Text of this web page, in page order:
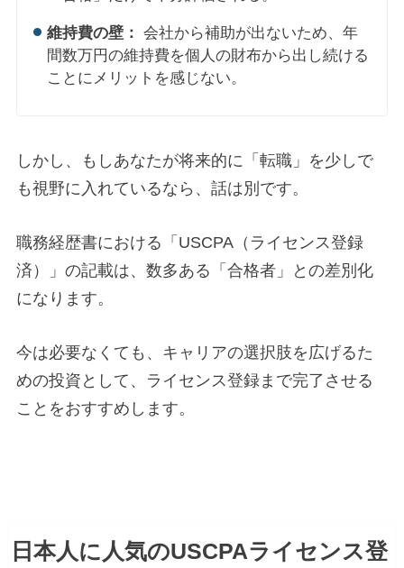
維持費の壁： 会社から補助が出ないため、年
間数万円の維持費を個人の財布から出し続ける
ことにメリットを感じない。
しかし、もしあなたが将来的に「転職」を少しで
も視野に入れているなら、話は別です。
職務経歴書における「USCPA（ライセンス登録
済）」の記載は、数多ある「合格者」との差別化
になります。
今は必要なくても、キャリアの選択肢を広げるた
めの投資として、ライセンス登録まで完了させる
ことをおすすめします。
日本人に人気のUSCPAライセンス登